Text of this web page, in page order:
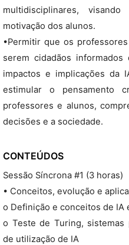
multidisciplinares,
motivação dos alunos.
•Permitir que os
serem cidadãos
impactos e implicações da
estimular o pensamento
professores e alunos,
decisões e a sociedade.
CONTEÚDOS
Sessão Síncrona #1 (3 horas)
• Conceitos, evolução e
o Definição e conceitos de IA
o Teste de Turing,
de utilização de IA